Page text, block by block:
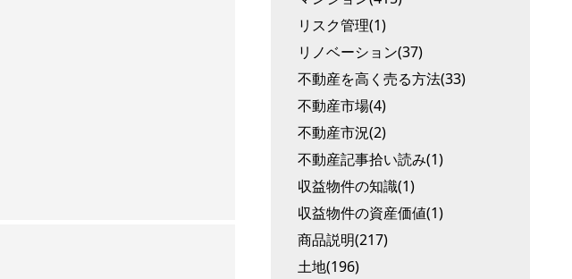
リスク管理(1)
リノベーション(37)
不動産を高く売る方法(33)
不動産市場(4)
不動産市況(2)
不動産記事拾い読み(1)
収益物件の知識(1)
収益物件の資産価値(1)
商品説明(217)
土地(196)